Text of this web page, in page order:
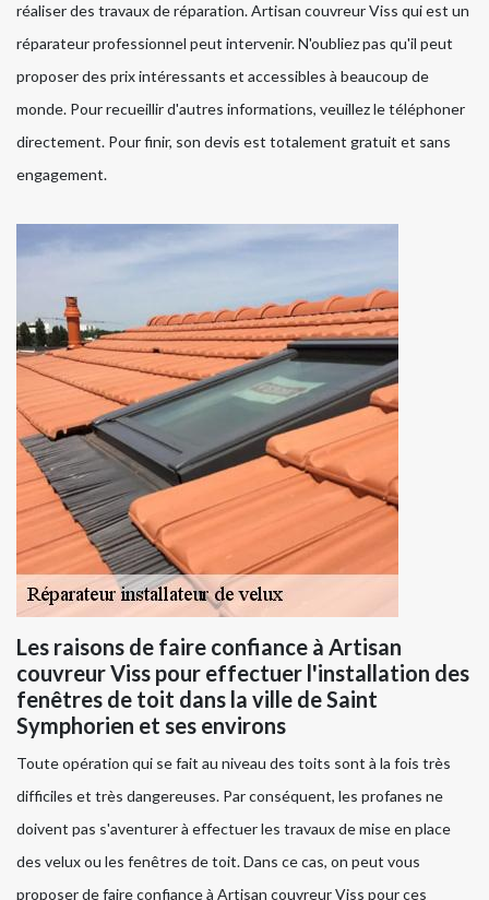
réaliser des travaux de réparation. Artisan couvreur Viss qui est un
réparateur professionnel peut intervenir. N'oubliez pas qu'il peut
proposer des prix intéressants et accessibles à beaucoup de
monde. Pour recueillir d'autres informations, veuillez le téléphoner
directement. Pour finir, son devis est totalement gratuit et sans
engagement.
Les raisons de faire confiance à Artisan
couvreur Viss pour effectuer l'installation des
fenêtres de toit dans la ville de Saint
Symphorien et ses environs
Toute opération qui se fait au niveau des toits sont à la fois très
difficiles et très dangereuses. Par conséquent, les profanes ne
doivent pas s'aventurer à effectuer les travaux de mise en place
des velux ou les fenêtres de toit. Dans ce cas, on peut vous
proposer de faire confiance à Artisan couvreur Viss pour ces